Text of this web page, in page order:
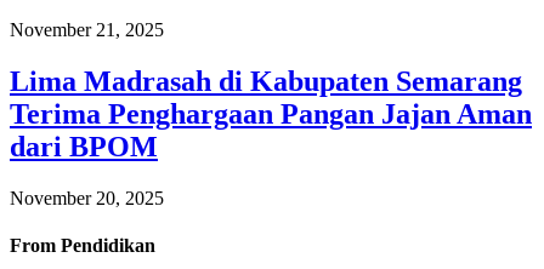
November 21, 2025
Lima Madrasah di Kabupaten Semarang
Terima Penghargaan Pangan Jajan Aman
dari BPOM
November 20, 2025
From Pendidikan